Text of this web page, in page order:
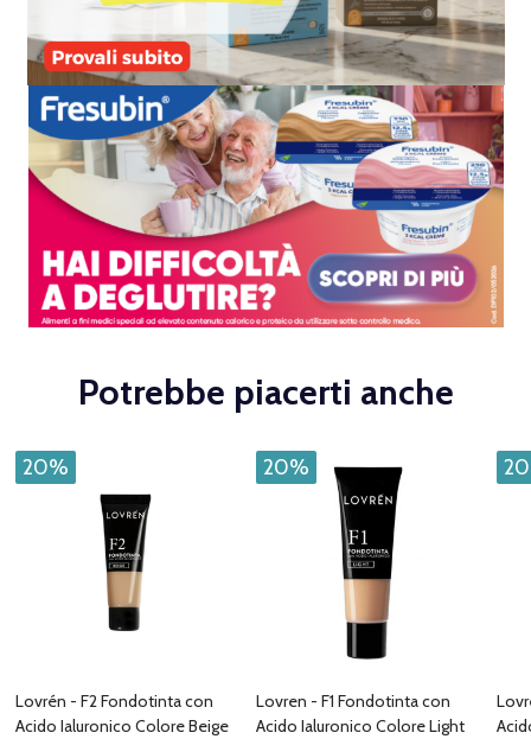
Potrebbe piacerti anche
20%
Lovrén - F2 Fondotinta con
Acido Ialuronico Colore Beige
20%
Lovren - F1 Fondotinta con
Acido Ialuronico Colore Light